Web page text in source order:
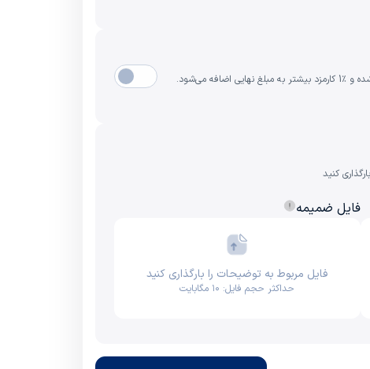
کنید
فایل ضمیمه
فایل مربوط به توضیحات را بارگذاری کنید
حداکثر حجم فایل: ۱۰ مگابایت